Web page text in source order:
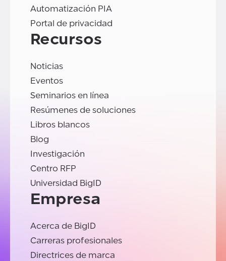
Automatización PIA
Portal de privacidad
Recursos
Noticias
Eventos
Seminarios en línea
Resúmenes de soluciones
Libros blancos
Blog
Investigación
Centro RFP
Universidad BigID
Empresa
Acerca de BigID
Carreras profesionales
Directrices de marca